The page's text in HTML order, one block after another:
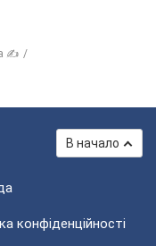
✍
В начало
конфіденційності